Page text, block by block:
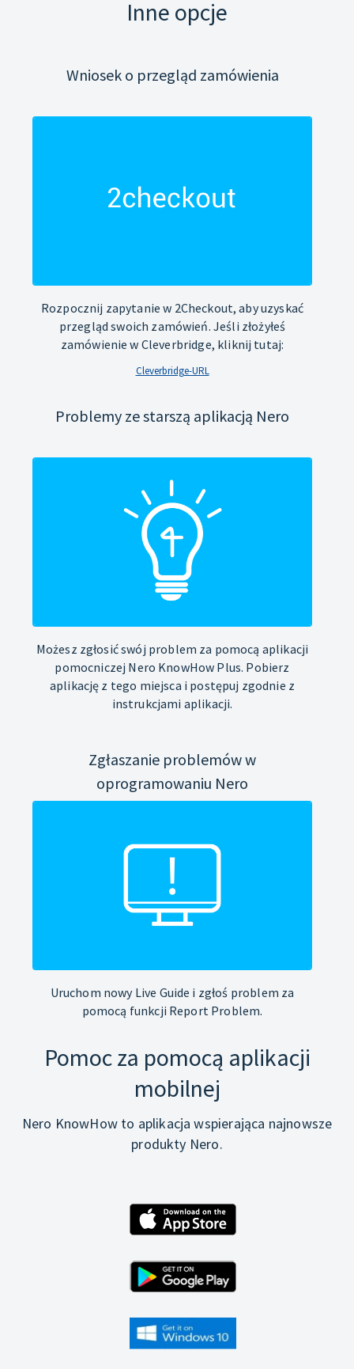
Inne opcje
Wniosek o przegląd zamówienia
Rozpocznij zapytanie w 2Checkout, aby uzyskać
przegląd swoich zamówień. Jeśli złożyłeś
zamówienie w Cleverbridge, kliknij tutaj:
Cleverbridge-URL
Problemy ze starszą aplikacją Nero
Możesz zgłosić swój problem za pomocą aplikacji
pomocniczej Nero KnowHow Plus. Pobierz
aplikację z tego miejsca i postępuj zgodnie z
instrukcjami aplikacji.
Zgłaszanie problemów w
oprogramowaniu Nero
Uruchom nowy Live Guide i zgłoś problem za
pomocą funkcji Report Problem.
Pomoc za pomocą aplikacji
mobilnej
Nero KnowHow to aplikacja wspierająca najnowsze
produkty Nero.